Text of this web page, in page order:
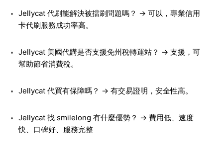
Jellycat 代刷能解決被擋刷問題嗎？ → 可以，專業信用
卡代刷服務成功率高。
Jellycat 美國代購是否支援免州稅轉運站？ → 支援，可
幫助節省消費稅。
Jellycat 代買有保障嗎？ → 有交易證明，安全性高。
Jellycat 找 smilelong 有什麼優勢？ → 費用低、速度
快、口碑好、服務完整